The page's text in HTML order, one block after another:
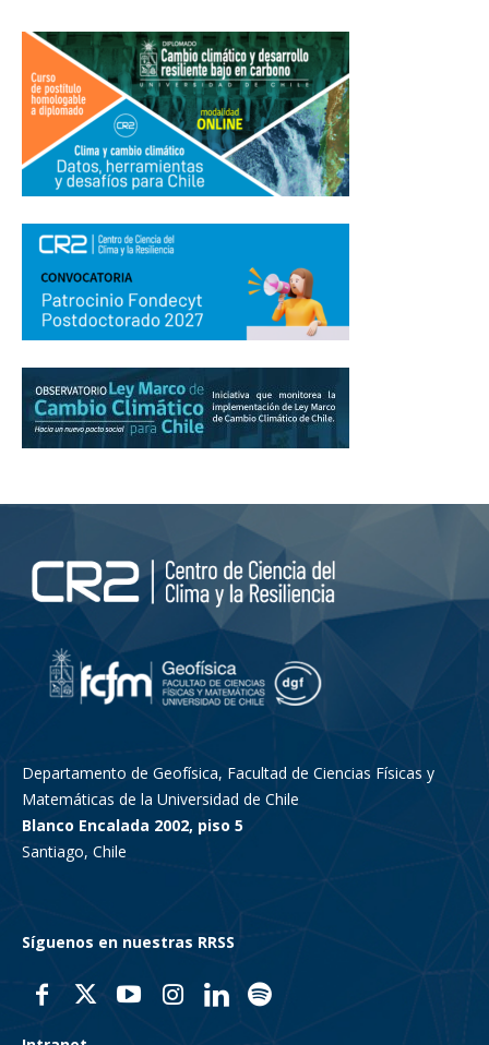
Departamento de Geofísica, Facultad de Ciencias Físicas y
Matemáticas de la Universidad de Chile
Blanco Encalada 2002, piso 5
Santiago, Chile
Síguenos en nuestras RRSS